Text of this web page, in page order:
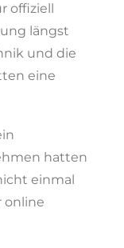
offiziell
längst
und die
eine
hatten
einmal
online